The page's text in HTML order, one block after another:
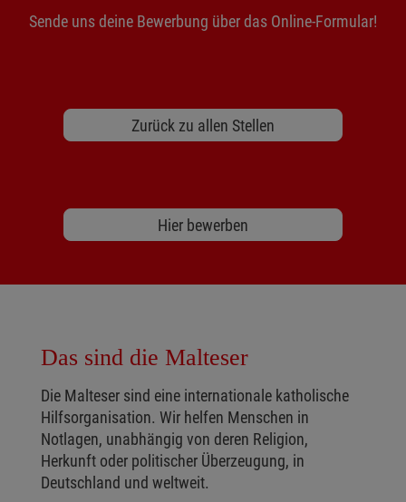
Sende uns deine Bewerbung über das Online-Formular!
Zurück zu allen Stellen
Hier bewerben
Das sind die Malteser
Die Malteser sind eine internationale katholische
Hilfsorganisation. Wir helfen Menschen in
Notlagen, unabhängig von deren Religion,
Herkunft oder politischer Überzeugung, in
Deutschland und weltweit.